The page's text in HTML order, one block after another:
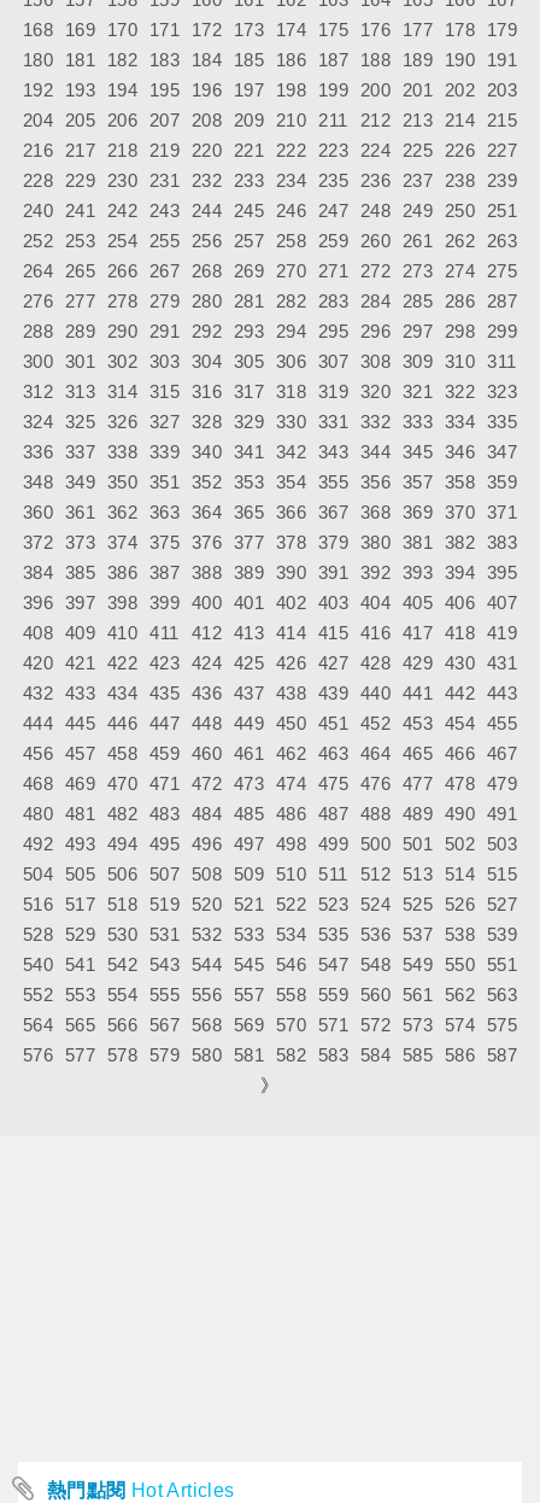
168
169 170 171 172 173 174 175 176 177 178
179
180
181 182 183 184 185 186 187 188 189 190
191
192
193 194 195 196 197 198 199 200 201 202
203
204
205 206 207 208 209 210 211 212 213 214
215
216
217 218 219 220 221 222 223 224 225 226
227
228
229 230 231 232 233 234 235 236 237 238
239
240
241 242 243 244 245 246 247 248 249 250
251
252
253 254 255 256 257 258 259 260 261 262
263
264
265 266 267 268 269 270 271 272 273 274
275
276
277 278 279 280 281 282 283 284 285 286
287
288
289 290 291 292 293 294 295 296 297 298
299
300 301 302 303 304 305 306 307 308 309 310
311
312 313 314 315 316 317 318 319 320 321 322 323
324 325 326 327 328 329 330 331 332 333 334 335
336 337 338 339 340 341 342 343 344 345 346 347
348 349 350 351 352 353 354 355 356 357 358 359
360 361 362 363 364 365 366 367 368 369 370 371
372 373 374 375 376 377 378 379 380 381 382 383
384 385 386 387 388 389 390 391 392 393 394 395
396 397 398 399 400 401 402 403 404 405 406 407
408 409 410 411 412 413 414 415 416 417 418 419
420 421 422 423 424 425 426 427 428 429 430 431
432 433 434 435 436 437 438 439 440 441 442 443
444 445 446 447 448 449 450 451 452 453 454 455
456 457 458 459 460 461 462 463 464 465 466 467
468 469 470 471 472 473 474 475 476 477 478 479
480 481 482 483 484 485 486 487 488 489 490 491
492 493 494 495 496 497 498 499 500 501 502
503
504
505 506 507 508 509 510 511 512 513 514
515
516
517 518 519 520 521 522 523 524 525 526
527
528
529 530 531 532 533 534 535 536 537 538
539
540
541 542 543 544 545 546 547 548 549 550
551
552
553 554 555 556 557 558 559 560 561 562
563
564
565 566 567 568 569 570 571 572 573 574
575
576
577 578 579 580 581 582 583 584 585 586
587
》
熱門點閱 Hot Articles